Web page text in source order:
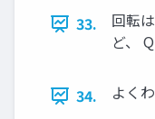
33.
回転
ど、
34. よく